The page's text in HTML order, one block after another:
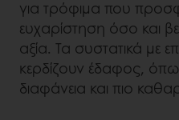
για τρόφιμα που
ευχαρίστηση όσο και
αξία. Τα συστατικά με
κερδίζουν έδαφος,
διαφάνεια και πιο